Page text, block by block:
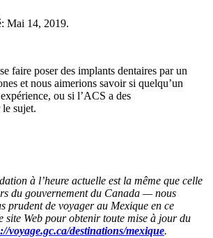
Mai 14, 2019.
faire poser des implants dentaires par un
et nous aimerions savoir si quelqu’un
ou si l’ACS a des
sujet.
à l’heure actuelle est la même que celle
du gouvernement du Canada — nous
prudent de voyager au Mexique en ce
site Web pour obtenir toute mise à jour du
voyage.gc.ca/destinations/mexique.